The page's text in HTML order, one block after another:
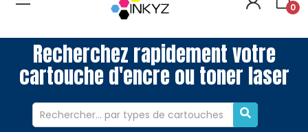
0
Recherchez rapidement votre
cartouche d'encre ou toner laser